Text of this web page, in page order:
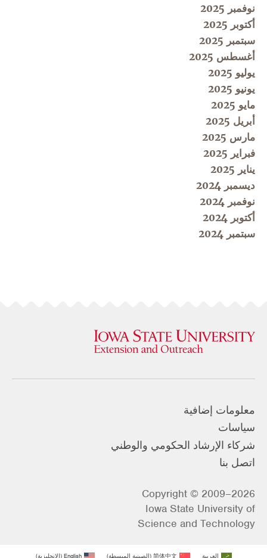
نوفمبر 2025
أكتوبر 2025
سبتمبر 2025
أغسطس 2025
يوليو 2025
يونيو 2025
مايو 2025
أبريل 2025
مارس 2025
فبراير 2025
يناير 2025
ديسمبر 2024
نوفمبر 2024
أكتوبر 2024
سبتمبر 2024
معلومات إضافية
سياسات
شركاء الإرشاد الحكومي والوطني
اتصل بنا
Copyright © 2009–2026
Iowa State University of
Science and Technology
العربية 简体中文
(الصينية المبسطة)
English
(الإنجليزية)